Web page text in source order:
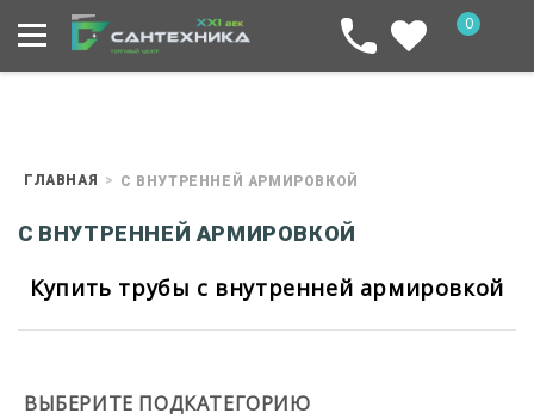
0
ГЛАВНАЯ С ВНУТРЕННЕЙ АРМИРОВКОЙ
С ВНУТРЕННЕЙ АРМИРОВКОЙ
Купить трубы с внутренней армировкой
ВЫБЕРИТЕ ПОДКАТЕГОРИЮ